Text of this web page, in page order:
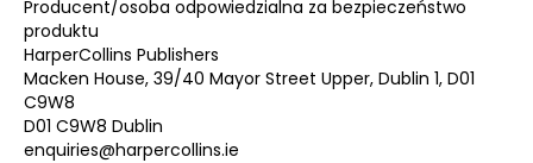
Producent/osoba odpowiedzialna za bezpieczeństwo
produktu
HarperCollins Publishers
Macken House, 39/40 Mayor Street Upper, Dublin 1, D01
C9W8
D01 C9W8 Dublin
enquiries@harpercollins.ie